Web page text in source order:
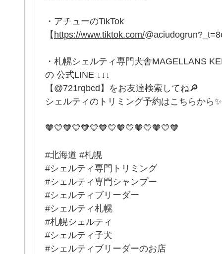
・アチューのTikTok
【https://www.tiktok.com/
・札幌シェルティ専門犬舎MAGELLANS
の 公式LINE ↓↓↓
【@721rqbcd】をお友達検索してね🔎
シェルティのトリミング予約はこちらから✨
🧡💛🧡💛🧡💛🧡💛🧡💛🧡💛🧡💛🧡
#北海道 #札幌
#シェルティ専門トリミング
#シェルティ専門シャンプー
#シェルティブリーダー
#シェルティ札幌
#札幌シェルティ
#シェルティ子犬
#シェルティブリーダーのお店